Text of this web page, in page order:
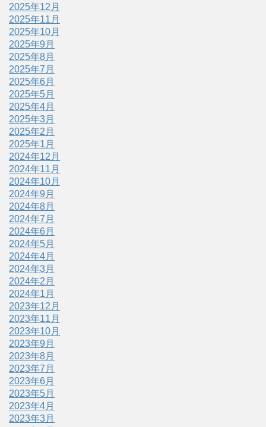
2025年12月
2025年11月
2025年10月
2025年9月
2025年8月
2025年7月
2025年6月
2025年5月
2025年4月
2025年3月
2025年2月
2025年1月
2024年12月
2024年11月
2024年10月
2024年9月
2024年8月
2024年7月
2024年6月
2024年5月
2024年4月
2024年3月
2024年2月
2024年1月
2023年12月
2023年11月
2023年10月
2023年9月
2023年8月
2023年7月
2023年6月
2023年5月
2023年4月
2023年3月